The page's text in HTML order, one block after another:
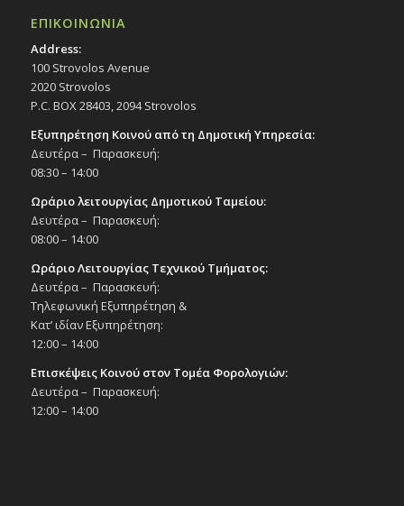
ΕΠΙΚΟΙΝΩΝΙΑ
Address:
100 Strovolos Avenue
2020 Strovolos
P.C. BOX 28403, 2094 Strovolos
Εξυπηρέτηση Κοινού από τη Δημοτική Υπηρεσία:
Δευτέρα – Παρασκευή:
08:30 – 14:00
Ωράριο λειτουργίας Δημοτικού Ταμείου:
Δευτέρα – Παρασκευή:
08:00 – 14:00
Ωράριο Λειτουργίας Τεχνικού Τμήματος:
Δευτέρα – Παρασκευή:
Τηλεφωνική Εξυπηρέτηση &
Κατ’ ιδίαν Εξυπηρέτηση:
12:00 – 14:00
Επισκέψεις Κοινού στον Τομέα Φορολογιών:
Δευτέρα – Παρασκευή:
12:00 – 14:00